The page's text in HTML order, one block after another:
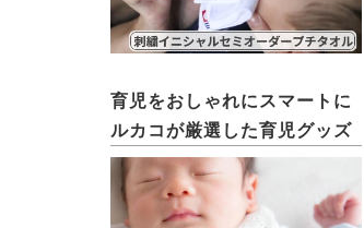
育児をおしゃれにスマートに
ルカコが厳選した育児グッズ